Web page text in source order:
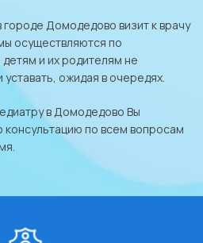
городе Домодедово визит к врачу
осуществляются по
и их родителям не
ожидая в очередях.
в Домодедово Вы
по всем вопросам